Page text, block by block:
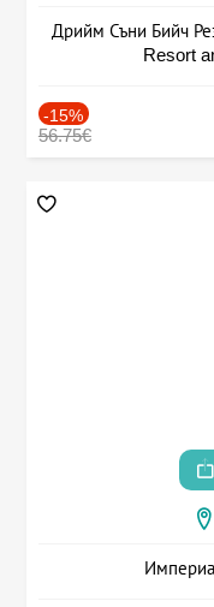
Дрийм Съни Бийч
Resort
-15%
56.75€